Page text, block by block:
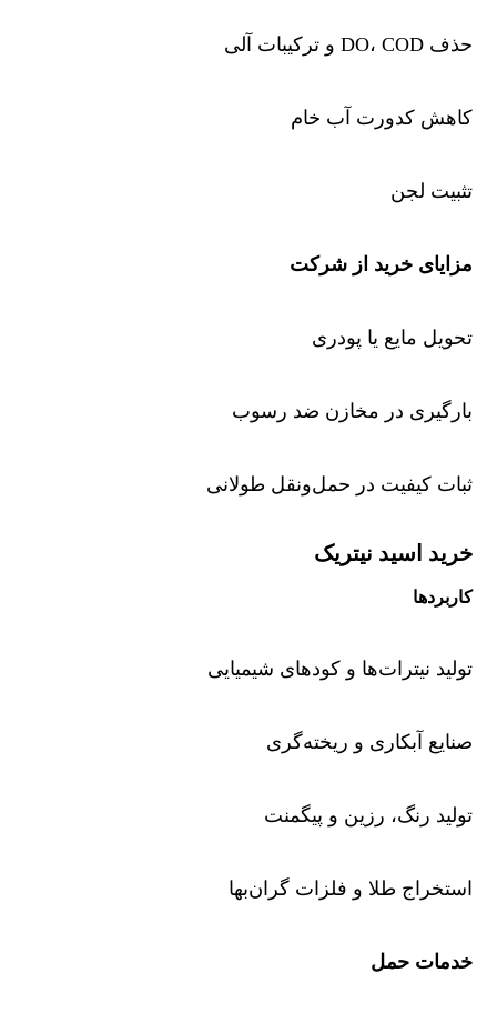
حذف DO، COD و ترکیبات آلی
کاهش کدورت آب خام
تثبیت لجن
مزایای خرید از شرکت
تحویل مایع یا پودری
بارگیری در مخازن ضد رسوب
ثبات کیفیت در حمل‌ونقل طولانی
خرید اسید نیتریک
کاربردها
تولید نیترات‌ها و کودهای شیمیایی
صنایع آبکاری و ریخته‌گری
تولید رنگ، رزین و پیگمنت
استخراج طلا و فلزات گران‌بها
خدمات حمل